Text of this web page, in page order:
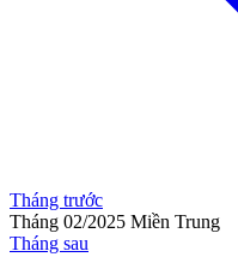
Tháng trước
Tháng 02/2025 Miền Trung
Tháng sau